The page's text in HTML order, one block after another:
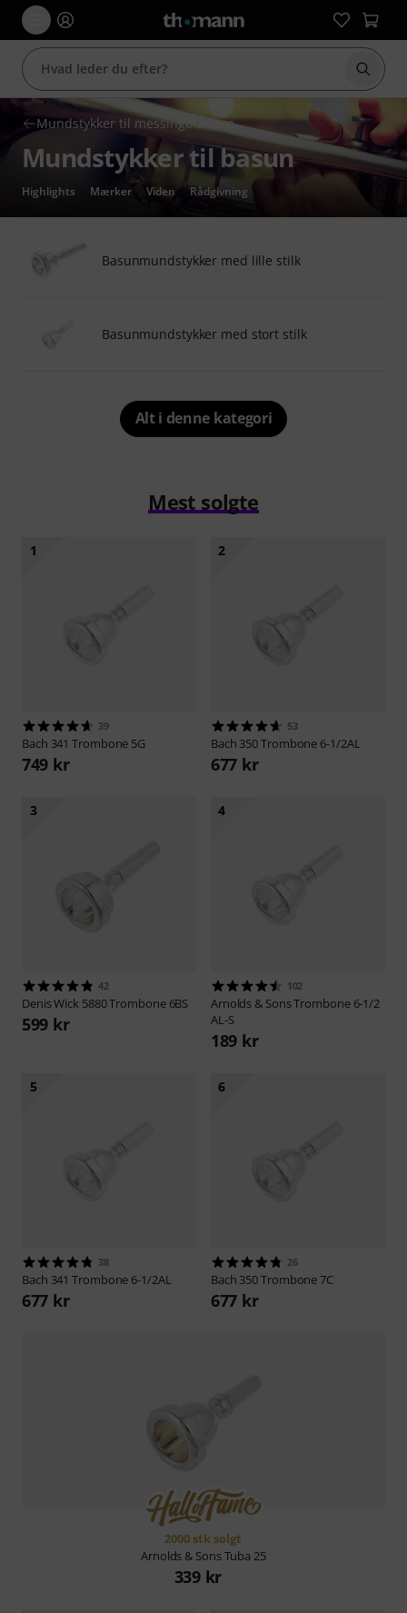
Start
Mundstykker til messingblæsere
Mundstykker til basun
Highlights Mærker Viden Rådgivning
Basunmundstykker med lille stilk
Basunmundstykker med stort stilk
Alt i denne kategori
Mest solgte
1
39
Bach 341 Trombone 5G
749 kr
2
53
Bach 350 Trombone 6-1/2AL
677 kr
3
42
Denis Wick 5880 Trombone 6BS
599 kr
4
102
Arnolds & SonsTrombone 6-1/2
AL-S
189 kr
5
38
Bach 341 Trombone 6-1/2AL
677 kr
6
26
Bach 350 Trombone 7C
677 kr
2000 stk solgt
Arnolds & SonsTuba 25
339 kr